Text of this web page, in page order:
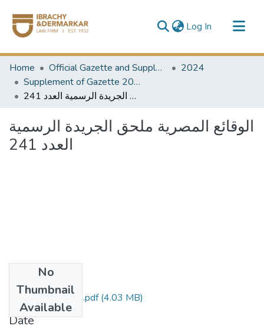
Log In (current)
Communities & Collections
All of DSpace
Home Official Gazette and Supplement
2024
Supplement of Gazette 2024
الوقائع المصرية ملحق الجريدة الرسمية العدد 241
الوقائع المصرية ملحق الجريدة الرسمية
العدد 241
No
Thumbnail
Available
العدد 241 مؤمن.pdf(4.03 MB)
Date